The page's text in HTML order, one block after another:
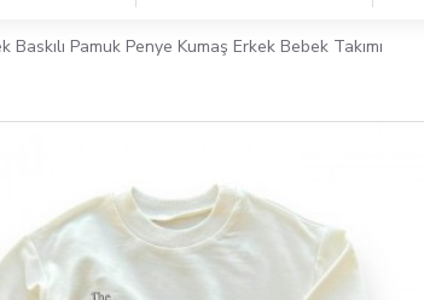
Pamuk Penye Kumaş Erkek Bebek Takımı